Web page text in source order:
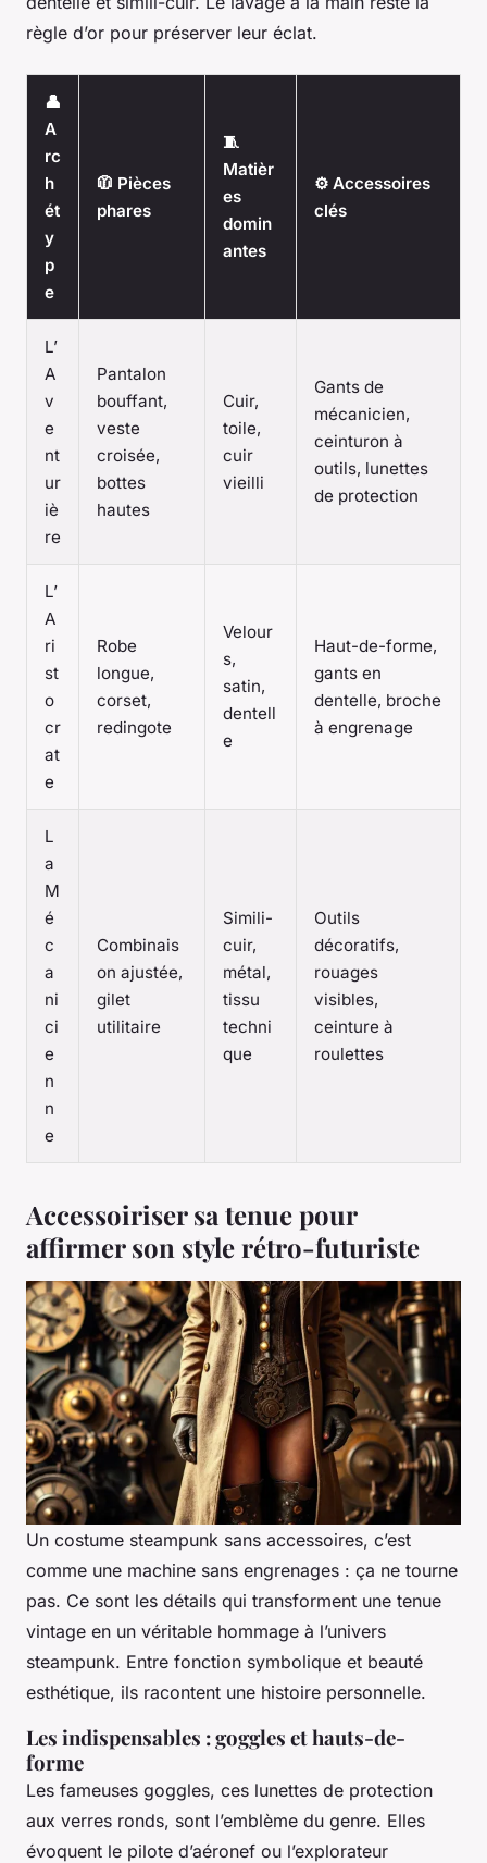
règle d’or pour préserver leur éclat.
👤
A
rc
h
ét
y
p
e
🧥 Pièces
phares
🧵
Matièr
es
domin
antes
⚙️ Accessoires
clés
L’
A
v
e
nt
ur
iè
re
Pantalon
bouffant,
veste
croisée,
bottes
hautes
Cuir,
toile,
cuir
vieilli
Gants de
mécanicien,
ceinturon à
outils, lunettes
de protection
L’
A
ri
st
o
cr
at
e
Robe
longue,
corset,
redingote
Velour
s,
satin,
dentell
e
Haut-de-forme,
gants en
dentelle, broche
à engrenage
L
a
M
é
c
a
ni
ci
e
n
n
e
Combinais
on ajustée,
gilet
utilitaire
Simili-
cuir,
métal,
tissu
techni
que
Outils
décoratifs,
rouages
visibles,
ceinture à
roulettes
Accessoiriser sa tenue pour
affirmer son style rétro-futuriste
Un costume steampunk sans accessoires, c’est
comme une machine sans engrenages : ça ne tourne
pas. Ce sont les détails qui transforment une tenue
vintage en un véritable hommage à l’univers
steampunk. Entre fonction symbolique et beauté
esthétique, ils racontent une histoire personnelle.
Les indispensables : goggles et hauts-de-
forme
Les fameuses goggles, ces lunettes de protection
aux verres ronds, sont l’emblème du genre. Elles
évoquent le pilote d’aéronef ou l’explorateur